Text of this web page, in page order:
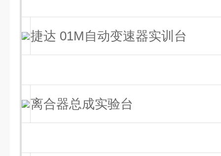
捷达 01M自动变速器实训台
离合器总成实验台